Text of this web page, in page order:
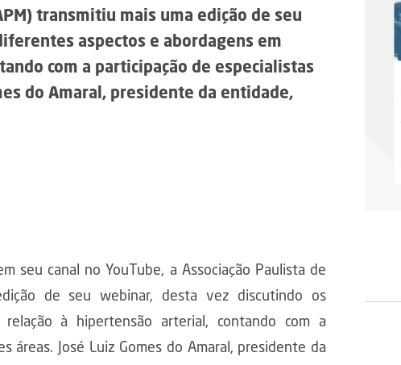
transmitiu mais uma edição de seu
aspectos e abordagens em
com a participação de especialistas
do Amaral, presidente da entidade,
seu canal no YouTube, a Associação Paulista de
de seu webinar, desta vez discutindo os
à hipertensão arterial, contando com a
áreas. José Luiz Gomes do Amaral, presidente da